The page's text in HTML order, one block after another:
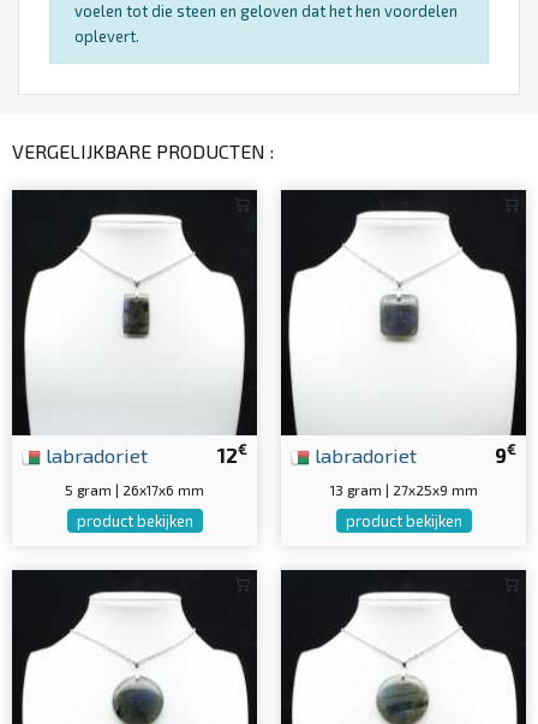
voelen tot die steen en geloven dat het hen voordelen
oplevert.
VERGELIJKBARE PRODUCTEN :
12€
labradoriet
5 gram | 26x17x6 mm
product bekijken
9€
labradoriet
13 gram | 27x25x9 mm
product bekijken